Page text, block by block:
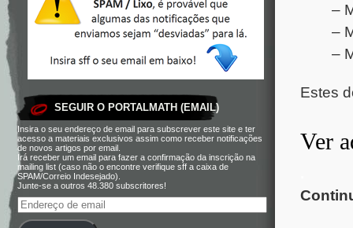
SEGUIR O PORTALMATH (EMAIL)
Insira o seu endereço de email para subscrever este site e ter
acesso a materiais exclusivos assim como receber notificações
de novos artigos por email.
Irá receber um email para fazer a confirmação da inscrição na
mailing list (caso não o encontre verifique sff a caixa de
SPAM/Correio Indesejado).
Junte-se a outros 48.380 subscritores!
–
–
–
Estes
Ver